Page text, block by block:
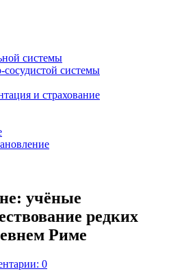
системы
сосудистой системы
и страхование
учёные
редких
Риме
0